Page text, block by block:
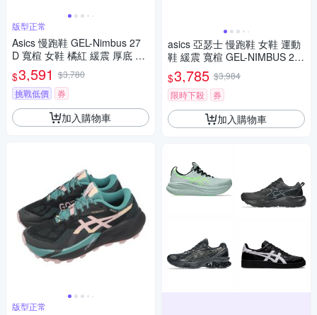
版型正常
Asics 慢跑鞋 GEL-Nimbus 27
D 寬楦 女鞋 橘紅 緩震 厚底 運
動鞋 亞瑟士 1012B752701
$3,591 $3,780
挑戰低價
券
加入購物車
版型正常
asics 亞瑟士 慢跑鞋 女鞋 運動
鞋 緩震 寬楦 GEL-NIMBUS 28
黑 1012B917-002
$3,785 $3,984
限時下殺
券
加入購物車